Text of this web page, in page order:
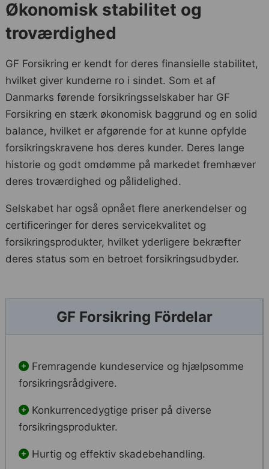
Økonomisk stabilitet og
troværdighed
GF Forsikring er kendt for deres finansielle stabilitet,
hvilket giver kunderne ro i sindet. Som et af
Danmarks førende forsikringsselskaber har GF
Forsikring en stærk økonomisk baggrund og en solid
balance, hvilket er afgørende for at kunne opfylde
forsikringskravene hos deres kunder. Deres lange
historie og godt omdømme på markedet fremhæver
deres troværdighed og pålidelighed.
Selskabet har også opnået flere anerkendelser og
certificeringer for deres servicekvalitet og
forsikringsprodukter, hvilket yderligere bekræfter
deres status som en betroet forsikringsudbyder.
GF Forsikring Fördelar
Fremragende kundeservice og hjælpsomme
forsikringsrådgivere.
Konkurrencedygtige priser på diverse
forsikringsprodukter.
Hurtig og effektiv skadebehandling.